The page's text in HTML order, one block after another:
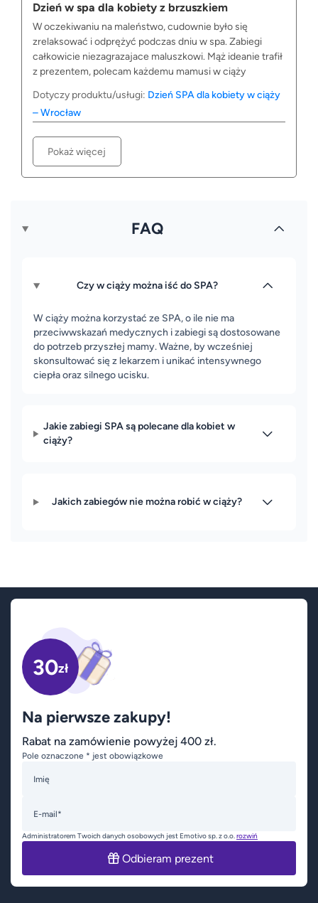
Dzień w spa dla kobiety z brzuszkiem
W oczekiwaniu na maleństwo, cudownie było się
zrelaksować i odprężyć podczas dniu w spa. Zabiegi
całkowicie niezagrazajace maluszkowi. Mąż ideanie trafił
z prezentem, polecam każdemu mamusi w ciąży
Dotyczy produktu/usługi: Dzień SPA dla kobiety w ciąży
– Wrocław
Pokaż więcej
FAQ
Czy w ciąży można iść do SPA?
W ciąży można korzystać ze SPA, o ile nie ma
przeciwwskazań medycznych i zabiegi są dostosowane
do potrzeb przyszłej mamy. Ważne, by wcześniej
skonsultować się z lekarzem i unikać intensywnego
ciepła oraz silnego ucisku.
Jakie zabiegi SPA są polecane dla kobiet w
ciąży?
Jakich zabiegów nie można robić w ciąży?
30zł
Na pierwsze zakupy!
Rabat na zamówienie powyżej 400 zł.
Pole oznaczone * jest obowiązkowe
Imię
E-mail*
Administratorem Twoich danych osobowych jest Emotivo sp. z o.o.rozwiń
Odbieram prezent